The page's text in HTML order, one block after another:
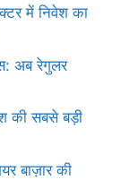
में निवेश का
अब रेगुलर
की सबसे बड़ी
बाज़ार की